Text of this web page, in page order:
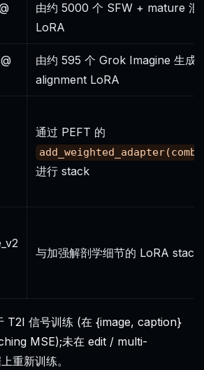
由约 5000 个 SFW + mature 混
LoRA
由约 595 个 Grok Imagine 生成
alignment LoRA
通过 PEFT 的
进行 stack
与加强解剖学细节的 LoRA stack
T2I 信号训练 (在 {image, caption}
MSE);未在 edit / multi-
重新训练。